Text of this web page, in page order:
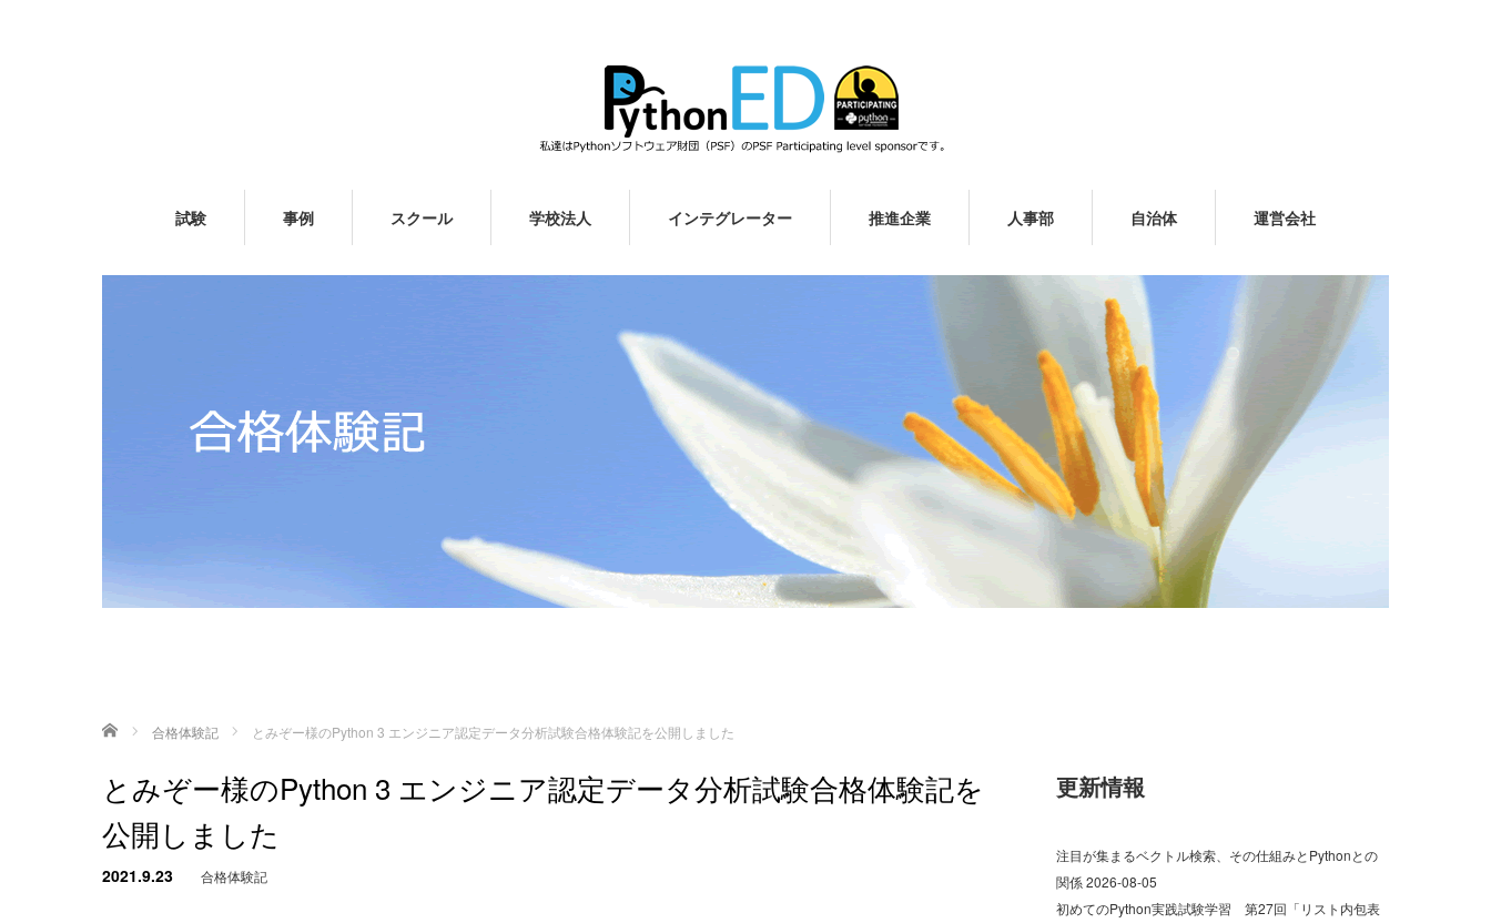
試験 事例 スクール 学校法人 インテグレーター 推進企業 人事部 自治体 運営会社
ホーム 合格体験記 とみぞー様のPython 3 エンジニア認定データ分析試験合格体験記を公開しました
とみぞー様のPython 3 エンジニア認定データ分析試験合格体験記を
公開しました
2021.9.23 合格体験記
更新情報
注目が集まるベクトル検索、その仕組みとPythonとの
関係2026-08-05
初めてのPython実践試験学習 第27回「リスト内包表